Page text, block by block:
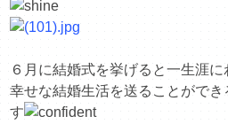
６月に結婚式を挙げると一生涯に
幸せな結婚生活を送ることがで
す